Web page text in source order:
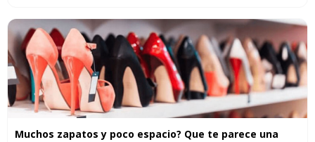
Muchos zapatos y poco espacio? Que te parece una